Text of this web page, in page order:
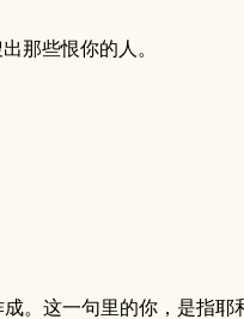
那些恨你的人。
。这一句里的你，是指耶